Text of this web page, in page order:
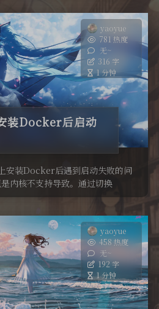
yaoyue
781 热度
无~
316 字
1 分钟
装Docker后启动
安装Docker后遇到启动失败的问
内核不支持导致。通过切换
并完整升级系统，最终成功解决
程中的关键步骤和解决方法
yaoyue
458 热度
无~
192 字
1 分钟